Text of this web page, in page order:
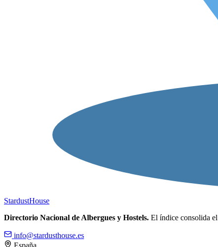
StardustHouse
Directorio Nacional de Albergues y Hostels. El índice consolida
info@stardusthouse.es